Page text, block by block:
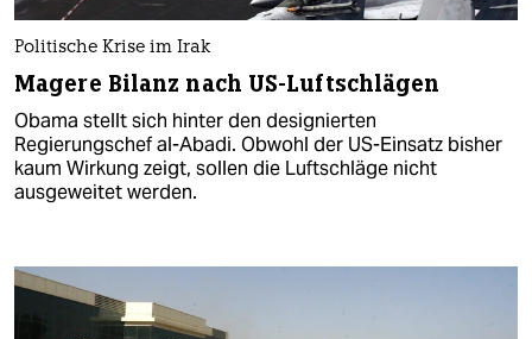
Politische Krise im Irak
Magere Bilanz nach US-Luftschlägen
Obama stellt sich hinter den designierten
Regierungschef al-Abadi. Obwohl der US-Einsatz bisher
kaum Wirkung zeigt, sollen die Luftschläge nicht
ausgeweitet werden.